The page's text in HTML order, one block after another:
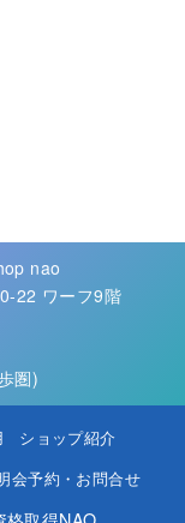
nao
22 ワーフ9階
圏)
ショップ紹介
会予約・お問合せ